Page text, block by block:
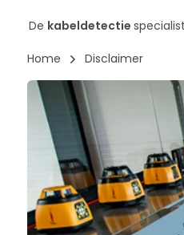
De kabeldetectie specialist
Home Disclaimer